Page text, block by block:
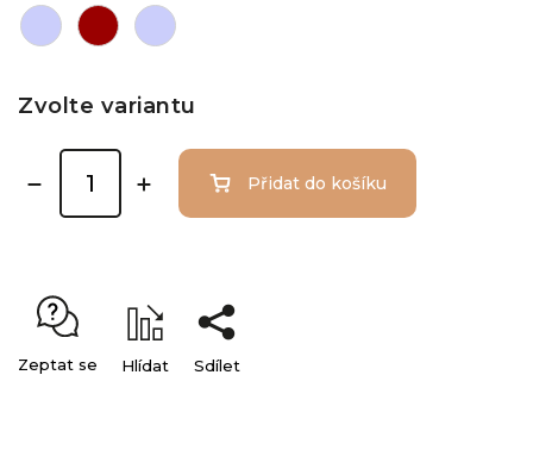
Zvolte variantu
Přidat do košíku
Zeptat se Hlídat Sdílet